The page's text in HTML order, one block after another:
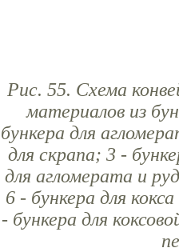
Рис. 55. Схема
материалов из
бункера для
для скрапа; 3 -
для агломерата и
6 - бункера для
- бункера для